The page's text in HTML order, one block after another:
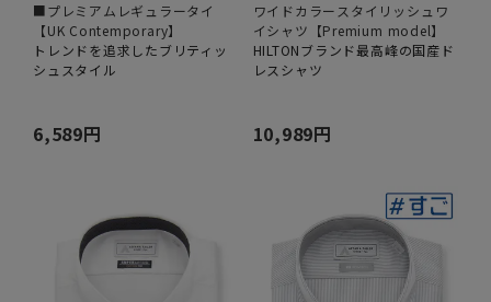
■プレミアムレギュラータイ
【UK Contemporary】
トレンドを追求したブリティッ
シュスタイル
6,589円
ワイドカラースタイリッシュワ
イシャツ【Premium model】
HILTONブランド最高峰の国産ド
レスシャツ
10,989円